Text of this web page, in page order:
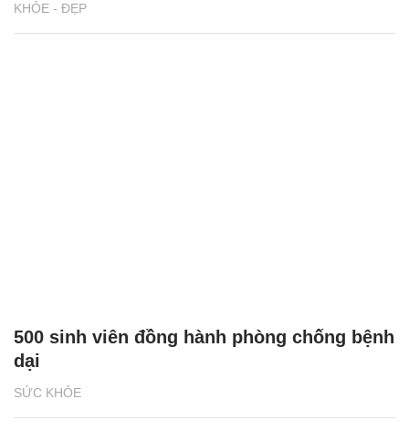
KHỎE - ĐẸP
SỨC KHỎE
500 sinh viên đồng hành phòng chống bệnh
dại